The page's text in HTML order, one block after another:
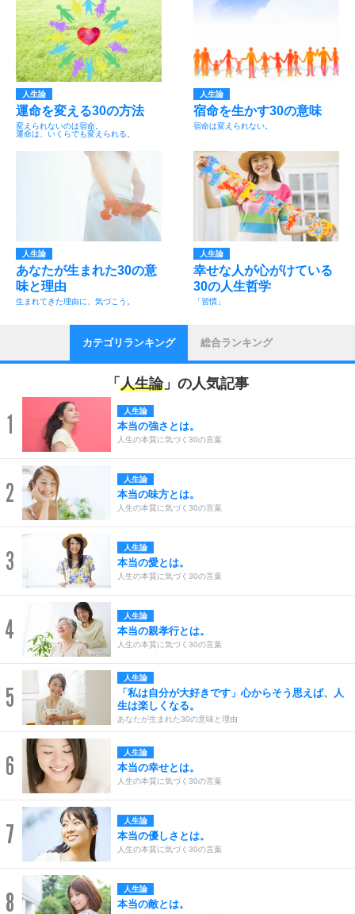
人生論
運命を変える30の方法
変えられないのは宿命。
運命は、いくらでも変えられる。
人生論
宿命を生かす30の意味
宿命は変えられない。
人生論
あなたが生まれた30の意
味と理由
生まれてきた理由に、気づこう。
人生論
幸せな人が心がけている
30の人生哲学
「習慣」
カテゴリランキング 総合ランキング
「 人生論」の人気記事
1 人生論
本当の強さとは。
人生の本質に気づく30の言葉
2 人生論
本当の味方とは。
人生の本質に気づく30の言葉
3 人生論
本当の愛とは。
人生の本質に気づく30の言葉
4 人生論
本当の親孝行とは。
人生の本質に気づく30の言葉
5
人生論
「私は自分が大好きです」心からそう思えば、人
生は楽しくなる。
あなたが生まれた30の意味と理由
6 人生論
本当の幸せとは。
人生の本質に気づく30の言葉
7 人生論
本当の優しさとは。
人生の本質に気づく30の言葉
8 人生論
本当の敵とは。